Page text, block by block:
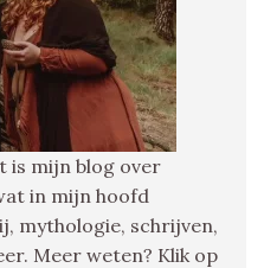
is mijn blog over
in mijn hoofd
mythologie, schrijven,
Meer weten? Klik op